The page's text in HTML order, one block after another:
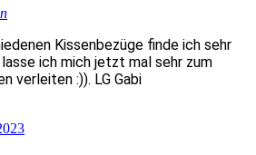
Kissenbezüge finde ich sehr
ich mich jetzt mal sehr zum
verleiten :)). LG Gabi